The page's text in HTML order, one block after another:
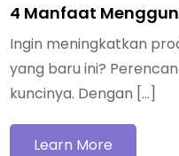
4 Manfaat
Ingin meningkatkan
yang baru ini?
kuncinya. Dengan […]
Learn More